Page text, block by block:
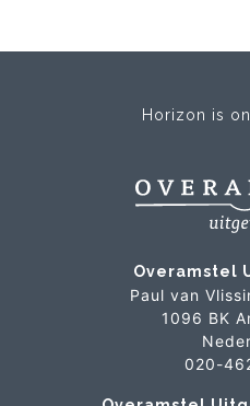
Horizon is
Overamstel
Paul van
1096 BK
020-